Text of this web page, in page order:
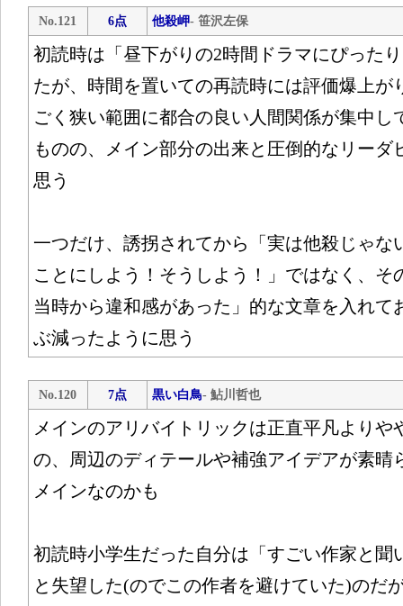
No.121 6点 他殺岬- 笹沢左保
初読時は「昼下がりの2時間ドラマにぴった
たが、時間を置いての再読時には評価爆上が
ごく狭い範囲に都合の良い人間関係が集中し
ものの、メイン部分の出来と圧倒的なリーダ
思う
一つだけ、誘拐されてから「実は他殺じゃな
ことにしよう！そうしよう！」ではなく、そ
当時から違和感があった」的な文章を入れて
ぶ減ったように思う
No.120 7点 黒い白鳥- 鮎川哲也
メインのアリバイトリックは正直平凡よりや
の、周辺のディテールや補強アイデアが素
メインなのかも
初読時小学生だった自分は「すごい作家と聞
と失望した(のでこの作者を避けていた)のだ